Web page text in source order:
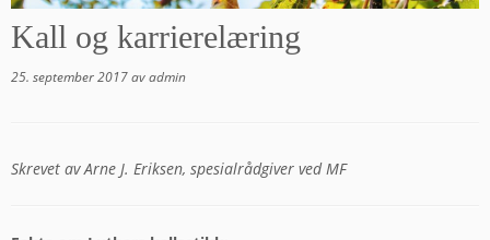
Kall og karrierelæring
25. september 2017avadmin
Skrevet av Arne J. Eriksen, spesialrådgiver ved MF